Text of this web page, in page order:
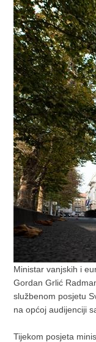
Ministar vanjskih i
Gordan Grlić
službenom posjetu
na općoj audijenciji
Tijekom posjeta